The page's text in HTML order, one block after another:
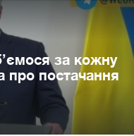
за кожну
про постачання